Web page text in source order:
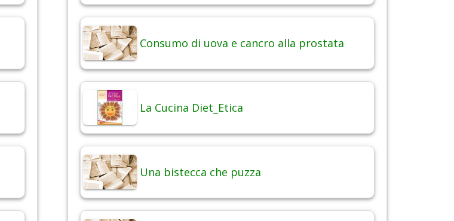
Consumo di uova e cancro alla prostata
La Cucina Diet_Etica
Una bistecca che puzza